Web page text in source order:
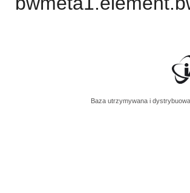
Baza utrzymywana i